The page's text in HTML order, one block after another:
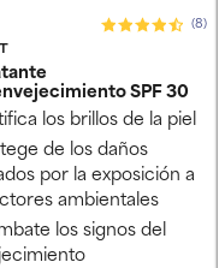
(8)
SPF 30
los brillos de la piel
de los daños
por la exposición a
ambientales
los signos del